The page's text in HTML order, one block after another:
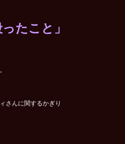
たこと」
さんに関するかぎり